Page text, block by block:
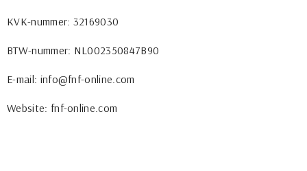
KVK-nummer: 32169030
BTW-nummer: NL002350847B90
E-mail: info@fnf-online.com
Website: fnf-online.com